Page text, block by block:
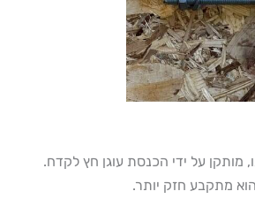
מותקן על ידי הכנסת עוגן חץ לקדח.
מתקבע חזק יותר.